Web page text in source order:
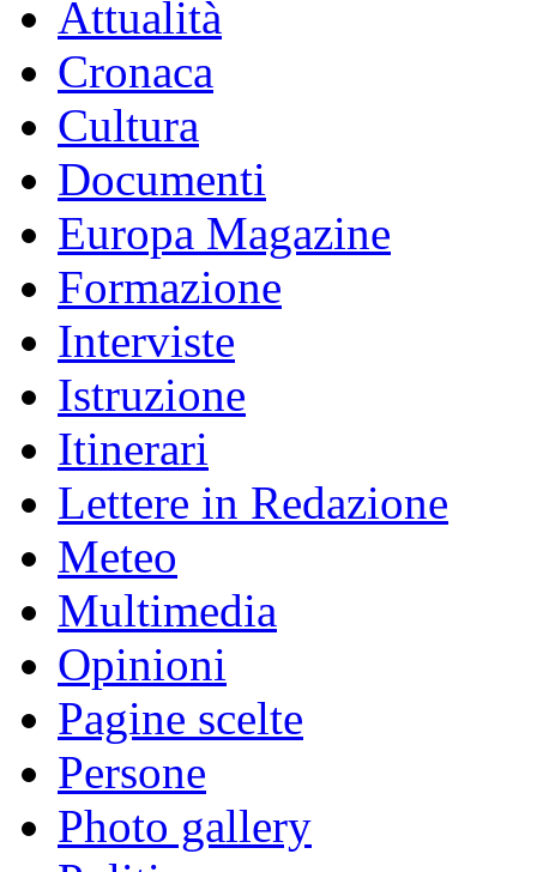
Attualità
Cronaca
Cultura
Documenti
Europa Magazine
Formazione
Interviste
Istruzione
Itinerari
Lettere in Redazione
Meteo
Multimedia
Opinioni
Pagine scelte
Persone
Photo gallery